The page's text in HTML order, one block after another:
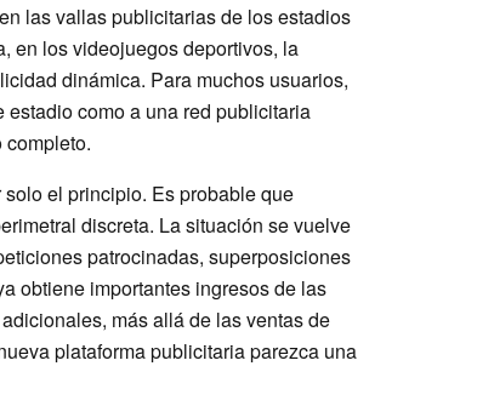
las vallas publicitarias de los estadios
en los videojuegos deportivos, la
dinámica. Para muchos usuarios,
como a una red publicitaria
el principio. Es probable que
discreta. La situación se vuelve
patrocinadas, superposiciones
obtiene importantes ingresos de las
más allá de las ventas de
plataforma publicitaria parezca una